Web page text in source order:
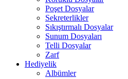
Poşet Dosyalar
Sekreterlikler
Sıkıştırmalı Dosyalar
Sunum Dosyaları
Telli Dosyalar
Zarf
Hediyelik
Albümler